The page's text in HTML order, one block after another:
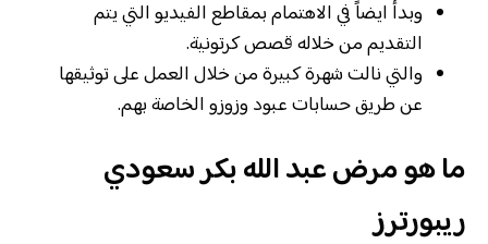
وبدأ ايضاً في الاهتمام بمقاطع الفيديو التي يتم
التقديم من خلاله قصص كرتونية.
والتي نالت شهرة كبيرة من خلال العمل على توثيقها
عن طريق حسابات عبود وزوزو الخاصة بهم.
ما هو مرض عبد الله بكر سعودي
ريبورترز